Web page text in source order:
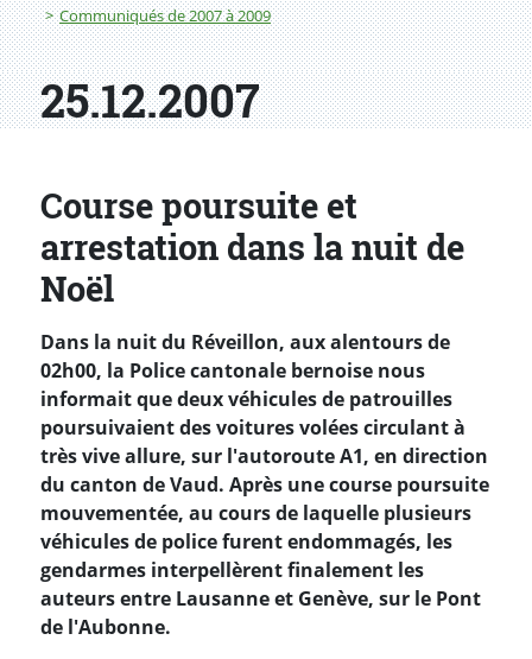
Communiqués de 2007 à 2009
25.12.2007
Course poursuite et
arrestation dans la nuit de
Noël
Dans la nuit du Réveillon, aux alentours de
02h00, la Police cantonale bernoise nous
informait que deux véhicules de patrouilles
poursuivaient des voitures volées circulant à
très vive allure, sur l'autoroute A1, en direction
du canton de Vaud. Après une course poursuite
mouvementée, au cours de laquelle plusieurs
véhicules de police furent endommagés, les
gendarmes interpellèrent finalement les
auteurs entre Lausanne et Genève, sur le Pont
de l'Aubonne.